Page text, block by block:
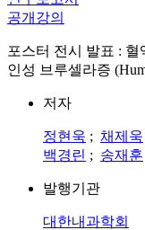
공개강의
포스터 전시 발표 :
인성 브루셀라증
저자
정현욱 ; 채제욱
백경린 ; 송재훈
발행기관
대한내과학회